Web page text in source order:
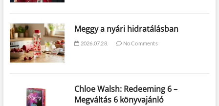
Meggy a nyári hidratálásban
2026.07.28. No Comments
Chloe Walsh: Redeeming 6 –
Megváltás 6 könyvajánló